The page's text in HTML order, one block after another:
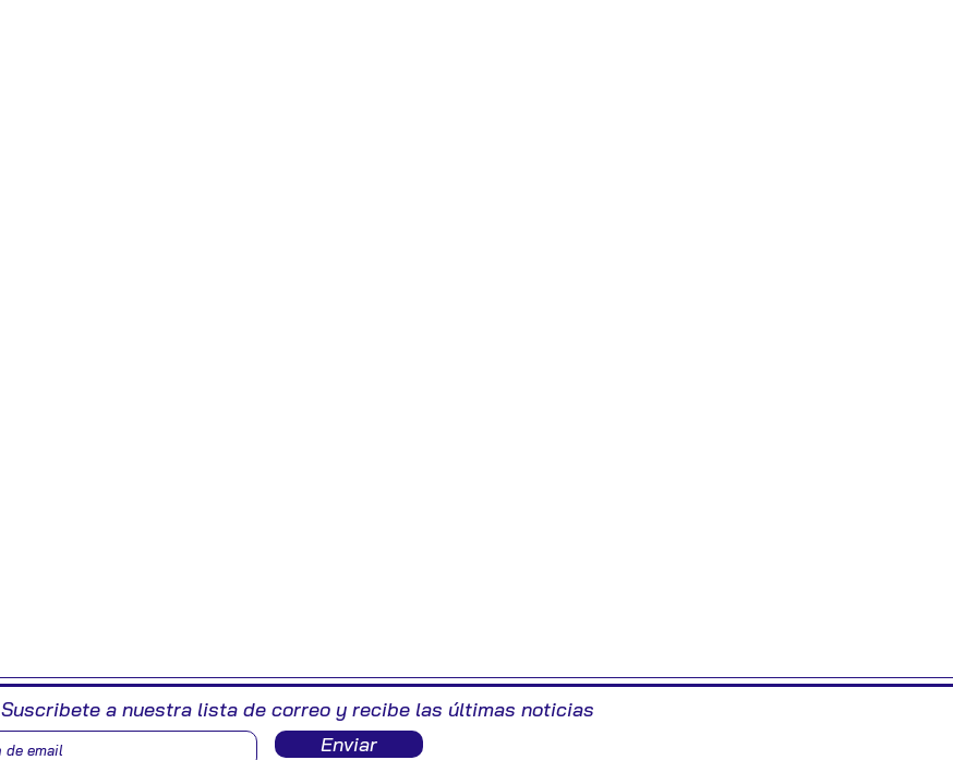
Suscribete a nuestra lista de correo y recibe las últimas noticias
Enviar